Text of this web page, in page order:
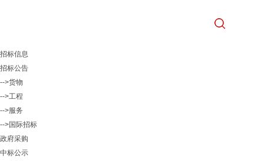
招标信息
招标公告
-->货物
-->工程
-->服务
-->国际招标
政府采购
中标公示